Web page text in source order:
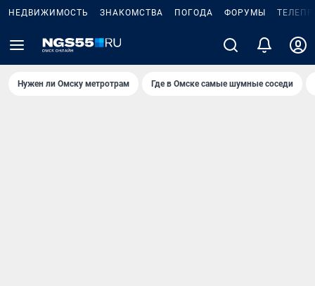
НЕДВИЖИМОСТЬ ЗНАКОМСТВА ПОГОДА ФОРУМЫ
Нужен ли Омску метротрам Где в Омске самые шумные соседи